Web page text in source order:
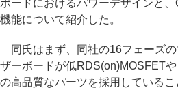
ボードにおけるパワーデザインと、
機能について紹介した。
同氏はまず、同社の16フェーズの
ザーボードが低RDS(on)MOSFET
の高品質なパーツを採用している